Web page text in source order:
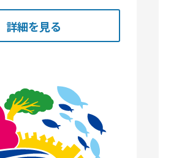
詳細を見る